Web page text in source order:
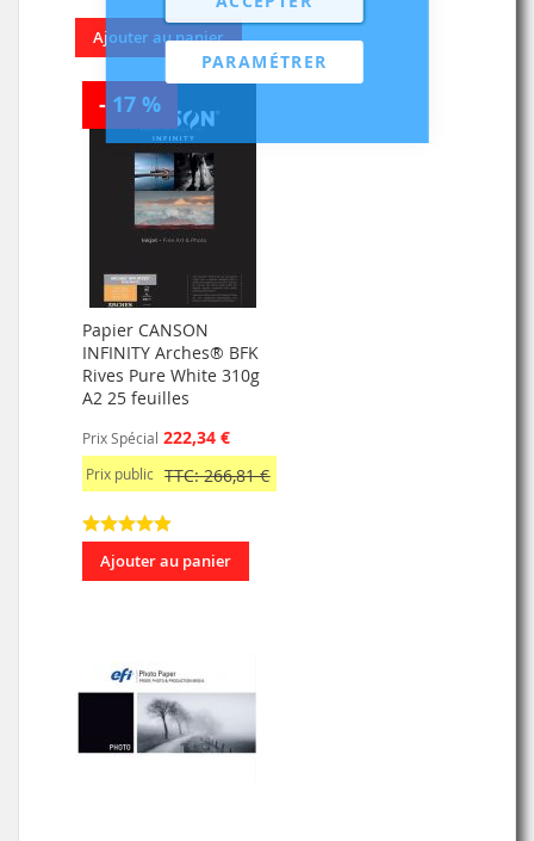
PARAMÉTRER
Ajouter au panier
- 17 %
Papier CANSON
INFINITY Arches® BFK
Rives Pure White 310g
A2 25 feuilles
Prix Spécial 222,34 €
Prix public TTC: 266,81 €
Ajouter au panier